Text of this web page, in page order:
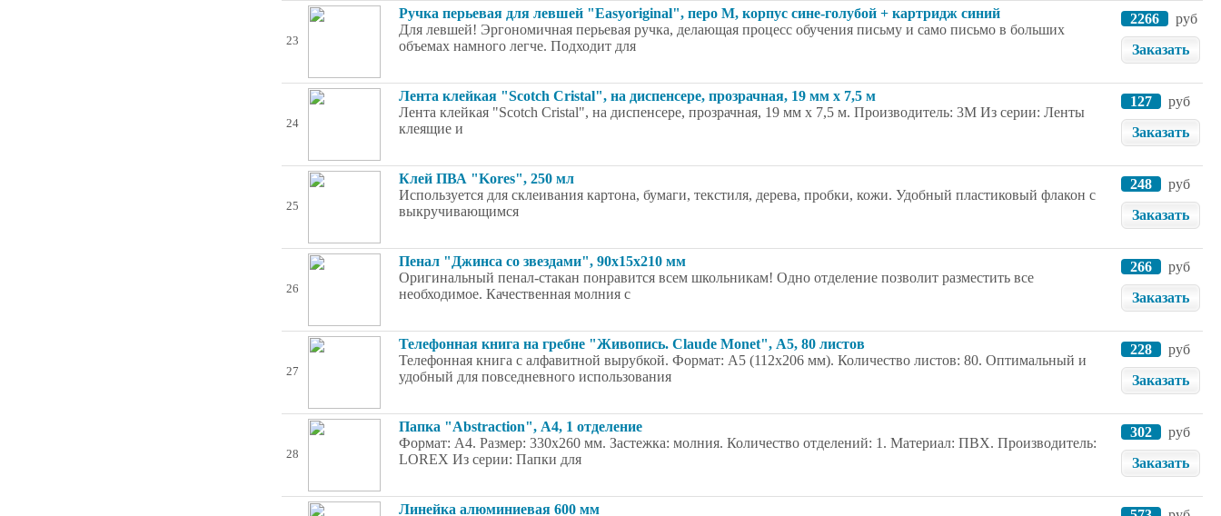
23
Ручка перьевая для левшей "Easyoriginal", перо М, корпус сине-голубой + картридж синий
Для левшей! Эргономичная перьевая ручка, делающая процесс обучения письму и само письмо в больших
объемах намного легче. Подходит для
2266
руб
Заказать
24
Лента клейкая "Scotch Cristal", на диспенсере, прозрачная, 19 мм х 7,5 м
Лента клейкая "Scotch Cristal", на диспенсере, прозрачная, 19 мм х 7,5 м. Производитель: 3M Из серии: Ленты
клеящие и
127
руб
Заказать
25
Клей ПВА "Kores", 250 мл
Используется для склеивания картона, бумаги, текстиля, дерева, пробки, кожи. Удобный пластиковый флакон с
выкручивающимся
248
руб
Заказать
26
Пенал "Джинса со звездами", 90x15x210 мм
Оригинальный пенал-стакан понравится всем школьникам! Одно отделение позволит разместить все
необходимое. Качественная молния с
266
руб
Заказать
27
Телефонная книга на гребне "Живопись. Claude Monet", А5, 80 листов
Телефонная книга с алфавитной вырубкой. Формат: А5 (112x206 мм). Количество листов: 80. Оптимальный и
удобный для повседневного использования
228
руб
Заказать
28
Папка "Abstraction", А4, 1 отделение
Формат: А4. Размер: 330х260 мм. Застежка: молния. Количество отделений: 1. Материал: ПВХ. Производитель:
LOREX Из серии: Папки для
302
руб
Заказать
Линейка алюминиевая 600 мм